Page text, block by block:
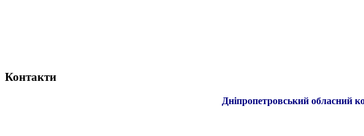
Контакти
Дніпропетровський обласний